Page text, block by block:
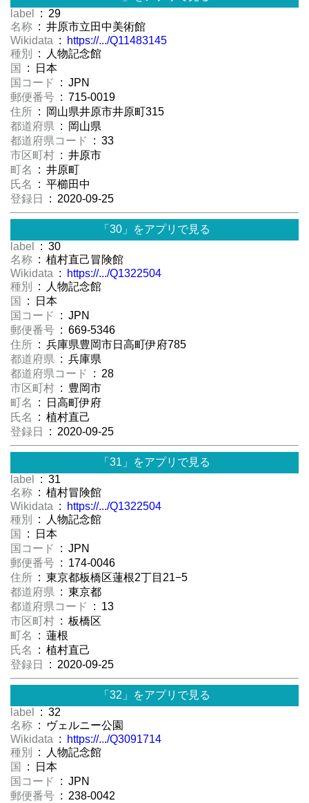
label
: 29
名称 : 井原市立田中美術館
Wikidata :
https://.../Q11483145
種別
: 人物記念館
国
: 日本
国コード
: JPN
郵便番号 : 715-0019
住所 : 岡山県井原市井原町315
都道府県 : 岡山県
都道府県コード
: 33
市区町村 : 井原市
町名
: 井原町
氏名
: 平櫛田中
登録日
: 2020-09-25
「30」をアプリで見る
label
: 30
名称 : 植村直己冒険館
Wikidata :
https://.../Q1322504
種別
: 人物記念館
国
: 日本
国コード
: JPN
郵便番号 : 669-5346
住所 : 兵庫県豊岡市日高町伊府785
都道府県 : 兵庫県
都道府県コード
: 28
市区町村 : 豊岡市
町名
: 日高町伊府
氏名
: 植村直己
登録日
: 2020-09-25
「31」をアプリで見る
label
: 31
名称 : 植村冒険館
Wikidata :
https://.../Q1322504
種別
: 人物記念館
国
: 日本
国コード
: JPN
郵便番号 : 174-0046
住所 : 東京都板橋区蓮根2丁目21−5
都道府県 : 東京都
都道府県コード
: 13
市区町村 : 板橋区
町名
: 蓮根
氏名
: 植村直己
登録日
: 2020-09-25
「32」をアプリで見る
label
: 32
名称 : ヴェルニー公園
Wikidata :
https://.../Q3091714
種別
: 人物記念館
国
: 日本
国コード
: JPN
郵便番号 : 238-0042